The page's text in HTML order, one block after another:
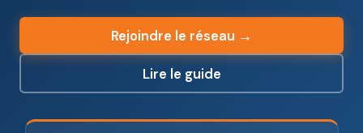
Rejoindre le réseau →
Lire le guide